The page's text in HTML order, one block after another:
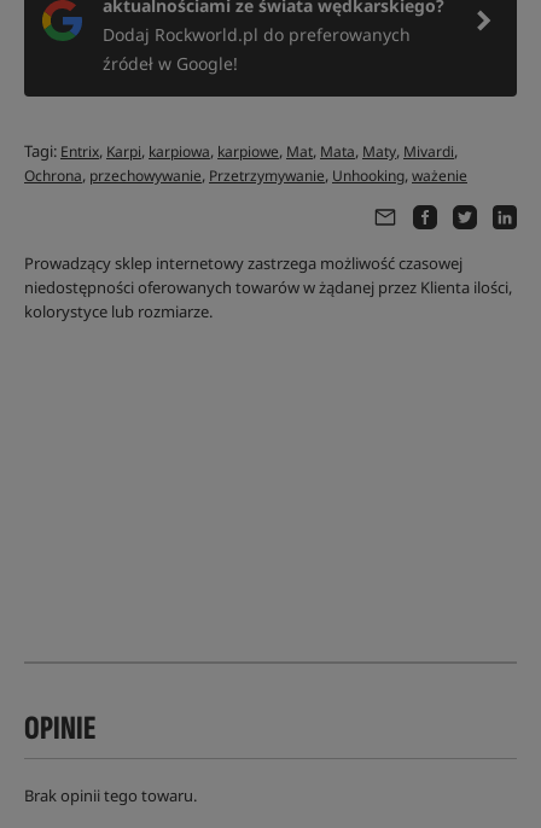
aktualnościami ze świata wędkarskiego?
Dodaj Rockworld.pl do preferowanych
źródeł w Google!
Tagi: Entrix, Karpi, karpiowa, karpiowe, Mat, Mata, Maty, Mivardi,
Ochrona, przechowywanie, Przetrzymywanie, Unhooking,ważenie
Prowadzący sklep internetowy zastrzega możliwość czasowej
niedostępności oferowanych towarów w żądanej przez Klienta ilości,
kolorystyce lub rozmiarze.
OPINIE
Brak opinii tego towaru.